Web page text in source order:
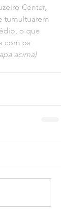
Center,
tumultuarem
o que
com os
acima)